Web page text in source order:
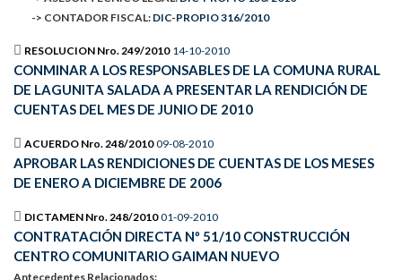
-> CONTADOR FISCAL: DIC-PROPIO 316/2010
RESOLUCION Nro. 249/2010 14-10-2010
CONMINAR A LOS RESPONSABLES DE LA COMUNA RURAL
DE LAGUNITA SALADA A PRESENTAR LA RENDICIÓN DE
CUENTAS DEL MES DE JUNIO DE 2010
ACUERDO Nro. 248/2010 09-08-2010
APROBAR LAS RENDICIONES DE CUENTAS DE LOS MESES
DE ENERO A DICIEMBRE DE 2006
DICTAMEN Nro. 248/2010 01-09-2010
CONTRATACIÓN DIRECTA Nº 51/10 CONSTRUCCIÓN
CENTRO COMUNITARIO GAIMAN NUEVO
Antecedentes Relacionados: